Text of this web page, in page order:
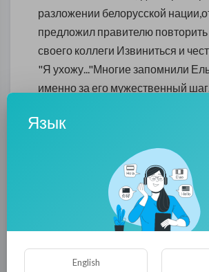
разложении белорусской
предложил правителю повторить
своего коллеги Извиниться и
"Я ухожу..."Многие запомнили
именно за его мужественный
ютуба...Друзья сообщили мне ,что
королевстве кривых зеркал
доктора,прямо на рабочем
исполнении своих обязанностей
рабочем месте схватили, как
он погибнет с голоду ,как
Язык
English